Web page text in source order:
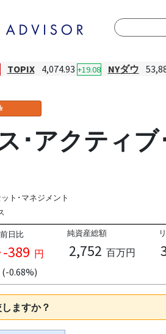
TOPIX 4,074.93 +19.08 NYダウ
･アクティ
ト･マネジメント
前日比
-389 円
(-0.68%)
純資産総額
2,752 百万円
ますか？